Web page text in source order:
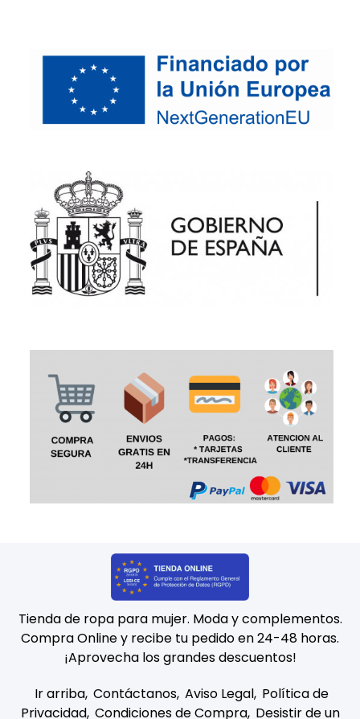
Tienda de ropa para mujer. Moda y complementos.
Compra Online y recibe tu pedido en 24-48 horas.
¡Aprovecha los grandes descuentos!
Ir arriba Contáctanos Aviso Legal Política de
Privacidad Condiciones de Compra Desistir de un